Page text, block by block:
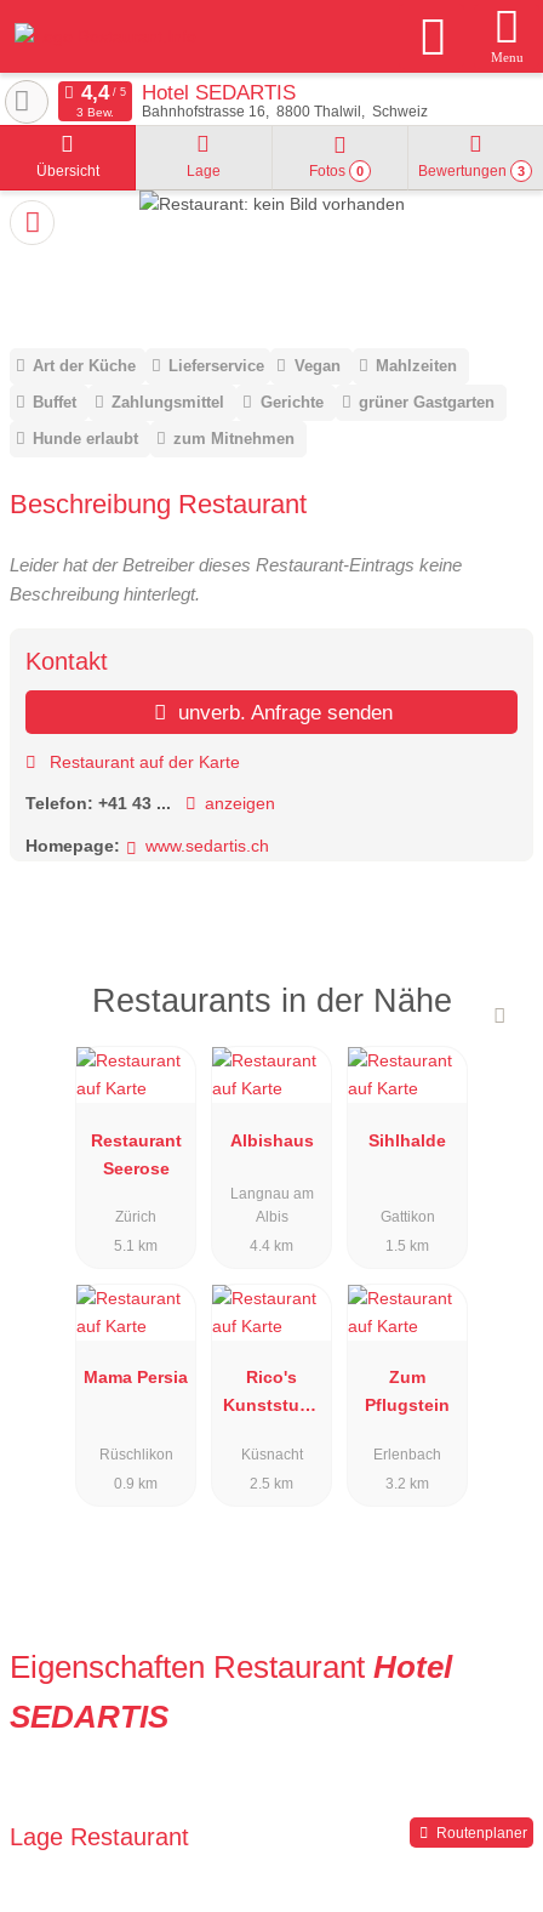
Menu
Hotel SEDARTIS
Bahnhofstrasse 16 8800 Thalwil Schweiz
3 Bew.
Übersicht Lage Fotos 0 Bewertungen 3
Art der Küche Lieferservice Vegan
Mahlzeiten
Buffet
Zahlungsmittel Gerichte
grüner Gastgarten
Hunde erlaubt
zum Mitnehmen
Beschreibung Restaurant
Leider hat der Betreiber dieses Restaurant-Eintrags keine
Beschreibung hinterlegt.
Kontakt
unverb. Anfrage senden
Restaurant auf der Karte
Telefon: +41 43 ... anzeigen
Homepage: www.sedartis.ch
Restaurants in der Nähe
Restaurant
Seerose
Zürich
5.1 km
Albishaus
Langnau am
Albis
4.4 km
Sihlhalde
Gattikon
1.5 km
Mama Persia
Rüschlikon
0.9 km
Rico's
Kunststube
Küsnacht
2.5 km
Zum
Pflugstein
Erlenbach
3.2 km
Eigenschaften Restaurant Hotel
SEDARTIS
Lage Restaurant Routenplaner